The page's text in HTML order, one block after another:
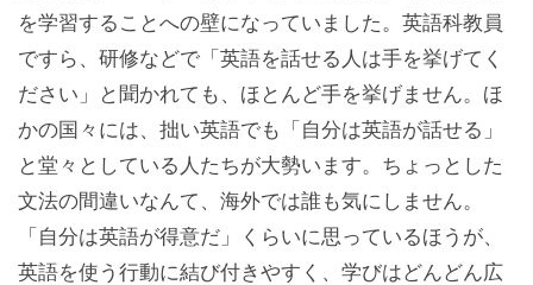
を学習することへの壁になっていました。英語科教員
ですら、研修などで「英語を話せる人は手を挙げてく
ださい」と聞かれても、ほとんど手を挙げません。ほ
かの国々には、拙い英語でも「自分は英語が話せる」
と堂々としている人たちが大勢います。ちょっとした
文法の間違いなんて、海外では誰も気にしません。
「自分は英語が得意だ」くらいに思っているほうが、
英語を使う行動に結び付きやすく、学びはどんどん広